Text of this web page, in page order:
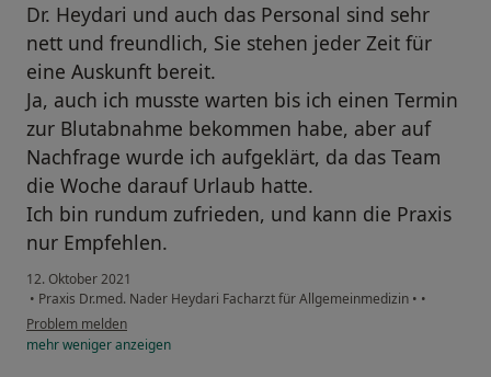
Dr. Heydari und auch das Personal sind sehr
nett und freundlich, Sie stehen jeder Zeit für
eine Auskunft bereit.
Ja, auch ich musste warten bis ich einen Termin
zur Blutabnahme bekommen habe, aber auf
Nachfrage wurde ich aufgeklärt, da das Team
die Woche darauf Urlaub hatte.
Ich bin rundum zufrieden, und kann die Praxis
nur Empfehlen.
12. Oktober 2021
• Praxis Dr.med. Nader Heydari Facharzt für Allgemeinmedizin • •
Problem melden
mehrwenigeranzeigen